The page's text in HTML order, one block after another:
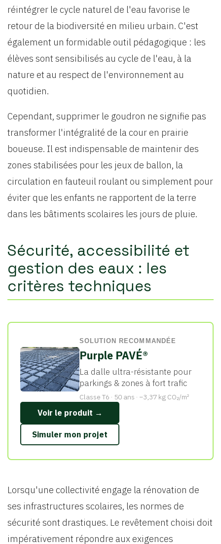
réintégrer le cycle naturel de l'eau favorise le
retour de la biodiversité en milieu urbain. C'est
également un formidable outil pédagogique : les
élèves sont sensibilisés au cycle de l'eau, à la
nature et au respect de l'environnement au
quotidien.
Cependant, supprimer le goudron ne signifie pas
transformer l'intégralité de la cour en prairie
boueuse. Il est indispensable de maintenir des
zones stabilisées pour les jeux de ballon, la
circulation en fauteuil roulant ou simplement pour
éviter que les enfants ne rapportent de la terre
dans les bâtiments scolaires les jours de pluie.
Sécurité, accessibilité et
gestion des eaux : les
critères techniques
SOLUTION RECOMMANDÉE
Purple PAVÉ®
La dalle ultra-résistante pour
parkings & zones à fort trafic
Classe T6 · 50 ans · −3,37 kg CO₂/m²
Voir le produit →
Simuler mon projet
Lorsqu'une collectivité engage la rénovation de
ses infrastructures scolaires, les normes de
sécurité sont drastiques. Le revêtement choisi doit
impérativement répondre aux exigences